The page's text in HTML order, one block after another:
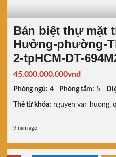
Bán biệt thự mặt
Hưởng-phường-
2-tpHCM-DT-
45.000.000.000vnđ
Phòng ngủ: 4 Phòng tắm: 5
Thẻ từ khóa: nguyen van huong,
9 năm ago